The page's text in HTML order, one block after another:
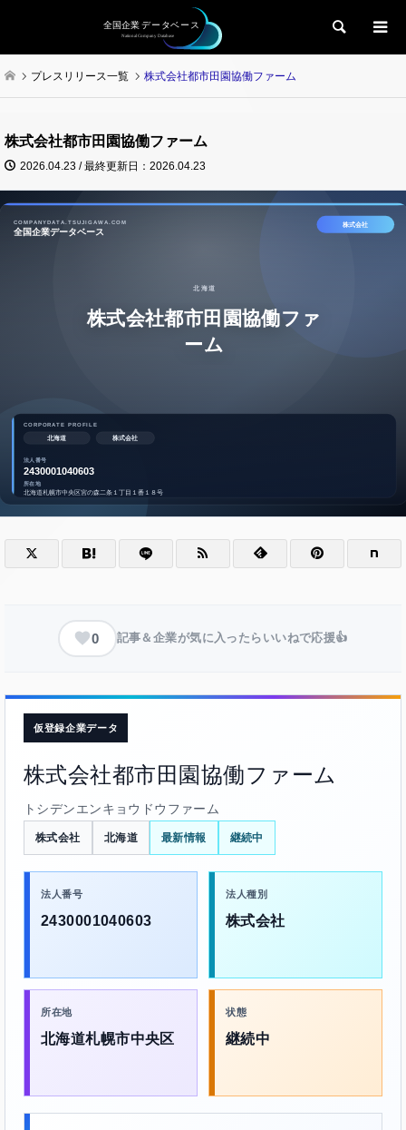
検索
プレスリリース一覧 株式会社都市田園協働ファーム
株式会社都市田園協働ファーム
2026.04.23 / 最終更新日：2026.04.23
0 記事＆企業が気に入ったらいいねで応援👍
仮登録企業データ
株式会社都市田園協働ファーム
トシデンエンキョウドウファーム
株式会社 北海道 最新情報 継続中
法人番号
2430001040603
法人種別
株式会社
所在地
北海道札幌市中央区
状態
継続中